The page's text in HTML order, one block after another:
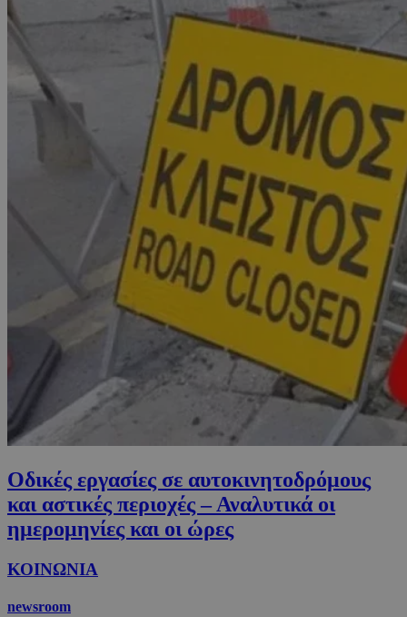
Οδικές εργασίες σε αυτοκινητοδρόμους
και αστικές περιοχές – Αναλυτικά οι
ημερομηνίες και οι ώρες
ΚΟΙΝΩΝΙΑ
newsroom